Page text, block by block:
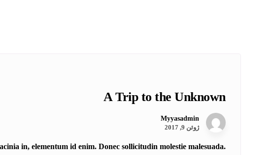
A Trip to the Unknown
Myyasadmin
ژوئن 9, 2017
in, elementum id enim. Donec sollicitudin molestie malesuada.